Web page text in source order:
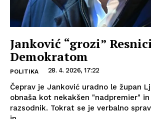
Janković “grozi”
Demokratom
POLITIKA 28. 4. 2026, 17:22
Čeprav je Janković uradno le župan
obnaša kot nekakšen "nadpremier"
razsodnik. Tokrat se je verbalno